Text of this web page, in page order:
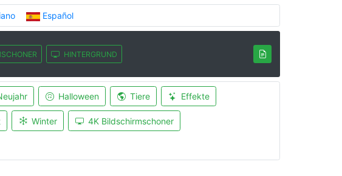
Español
HINTERGRUND
Halloween Tiere Effekte
Winter 4K Bildschirmschoner